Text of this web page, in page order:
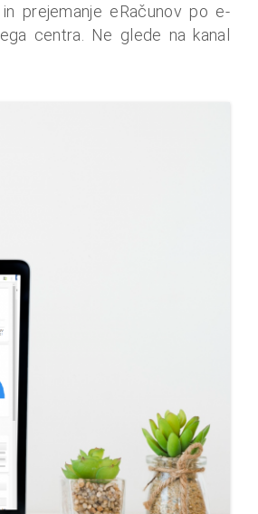
prejemanje eRačunov po e-
centra. Ne glede na kanal